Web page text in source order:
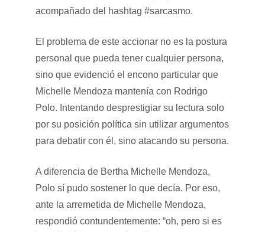
acompañado del hashtag #sarcasmo.
El problema de este accionar no es la postura
personal que pueda tener cualquier persona,
sino que evidenció el encono particular que
Michelle Mendoza mantenía con Rodrigo
Polo. Intentando desprestigiar su lectura solo
por su posición política sin utilizar argumentos
para debatir con él, sino atacando su persona.
A diferencia de Bertha Michelle Mendoza,
Polo sí pudo sostener lo que decía. Por eso,
ante la arremetida de Michelle Mendoza,
respondió contundentemente: “oh, pero si es